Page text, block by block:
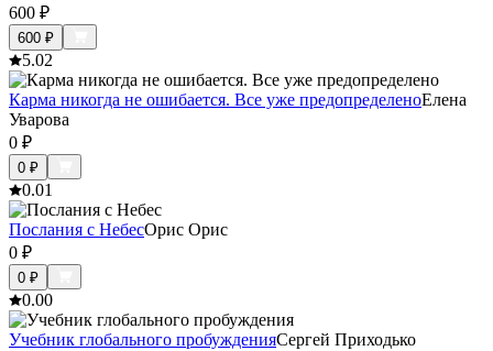
600 ₽
600 ₽
5.02
Карма никогда не ошибается. Все уже предопределеноЕлена
Уварова
0 ₽
0 ₽
0.01
Послания с НебесОрис Орис
0 ₽
0 ₽
0.00
Учебник глобального пробужденияСергей Приходько